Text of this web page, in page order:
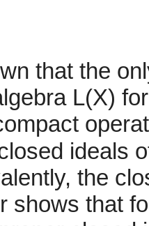
that the
L(X)
ideals
the
shows that